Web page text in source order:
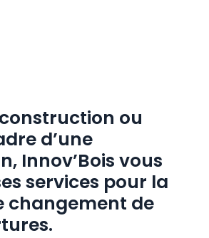
ou
d’une
Innov’Bois vous
services pour la
changement de